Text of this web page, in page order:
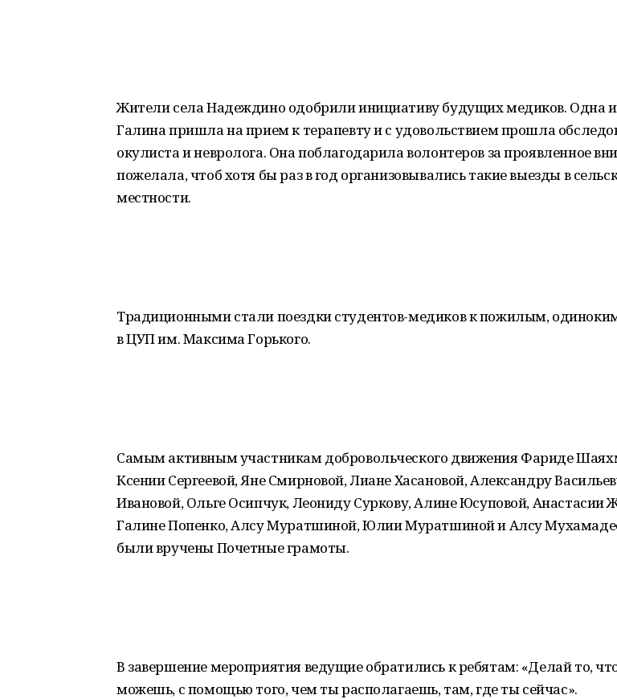
Жители села Надеждино одобрили инициативу будущих медиков. Одна
Галина пришла на прием к терапевту и с удовольствием прошла
окулиста и невролога. Она поблагодарила волонтеров за проявленное
пожелала, чтоб хотя бы раз в год организовывались такие выезды в
местности.
Традиционными стали поездки студентов-медиков к пожилым,
в ЦУП им. Максима Горького.
Самым активным участникам добровольческого движения Фариде
Ксении Сергеевой, Яне Смирновой, Лиане Хасановой, Александру
Ивановой, Ольге Осипчук, Леониду Суркову, Алине Юсуповой, Анастасии
Галине Попенко, Алсу Муратшиной, Юлии Муратшиной и Алсу
были вручены Почетные грамоты.
В завершение мероприятия ведущие обратились к ребятам: «Делай то,
можешь, с помощью того, чем ты располагаешь, там, где ты сейчас».